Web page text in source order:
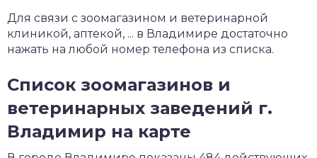
Для связи с зоомагазином и ветеринарной
клиникой, аптекой, ... в Владимире достаточно
нажать на любой номер телефона из списка.
Список зоомагазинов и
ветеринарных заведений г.
Владимир на карте